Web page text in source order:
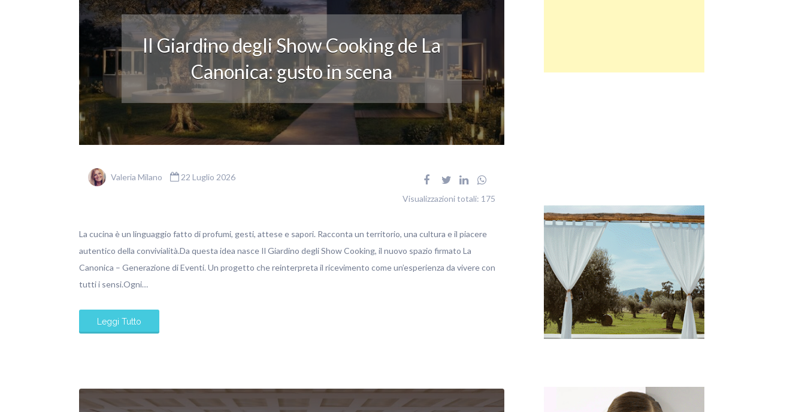
Il Giardino degli Show Cooking de La
Canonica: gusto in scena
Valeria Milano 22 Luglio 2026
Visualizzazioni totali: 175
La cucina è un linguaggio fatto di profumi, gesti, attese e sapori. Racconta un territorio, una cultura e il piacere
autentico della convivialità.Da questa idea nasce Il Giardino degli Show Cooking, il nuovo spazio firmato La
Canonica – Generazione di Eventi. Un progetto che reinterpreta il ricevimento come un’esperienza da vivere con
tutti i sensi.Ogni…
Leggi Tutto